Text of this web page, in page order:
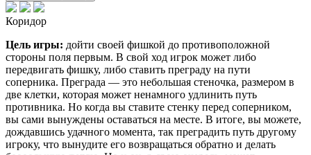
Коридор
Цель игры: дойти своей фишкой до противоположной
стороны поля первым. В свой ход игрок может либо
передвигать фишку, либо ставить преграду на пути
соперника. Преграда — это небольшая стеночка, размером в
две клетки, которая может ненамного удлинить путь
противника. Но когда вы ставите стенку перед соперником,
вы сами вынуждены оставаться на месте. В итоге, вы можете,
дождавшись удачного момента, так преградить путь другому
игроку, что вынудите его возвращаться обратно и делать